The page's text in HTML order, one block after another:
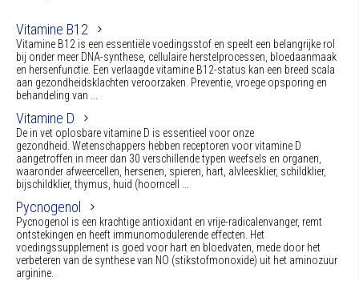
Vitamine B12
Vitamine B12 is een essentiële voedingsstof en speelt een belangrijke rol
bij onder meer DNA-synthese, cellulaire herstelprocessen, bloedaanmaak
en hersenfunctie. Een verlaagde vitamine B12-status kan een breed scala
aan gezondheidsklachten veroorzaken. Preventie, vroege opsporing en
behandeling van ...
Vitamine D
De in vet oplosbare vitamine D is essentieel voor onze
gezondheid. Wetenschappers hebben receptoren voor vitamine D
aangetroffen in meer dan 30 verschillende typen weefsels en organen,
waaronder afweercellen, hersenen, spieren, hart, alvleesklier, schildklier,
bijschildklier, thymus, huid (hoorncell ...
Pycnogenol
Pycnogenol is een krachtige antioxidant en vrije-radicalenvanger, remt
ontstekingen en heeft immunomodulerende effecten. Het
voedingssupplement is goed voor hart en bloedvaten, mede door het
verbeteren van de synthese van NO (stikstofmonoxide) uit het aminozuur
arginine.